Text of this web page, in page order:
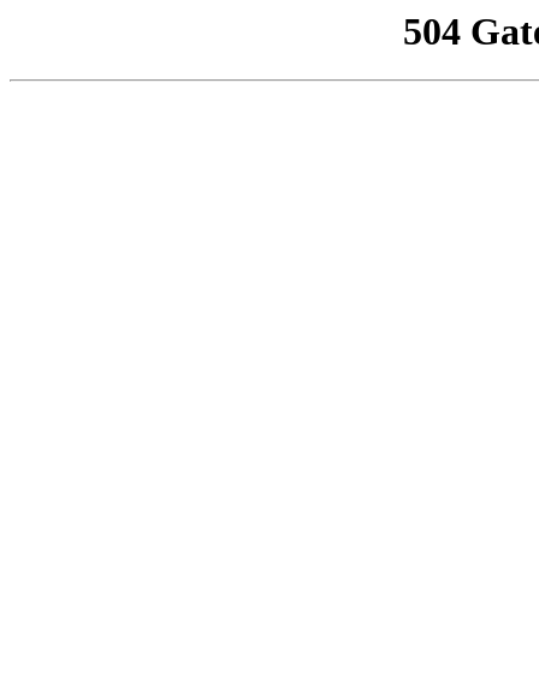
504